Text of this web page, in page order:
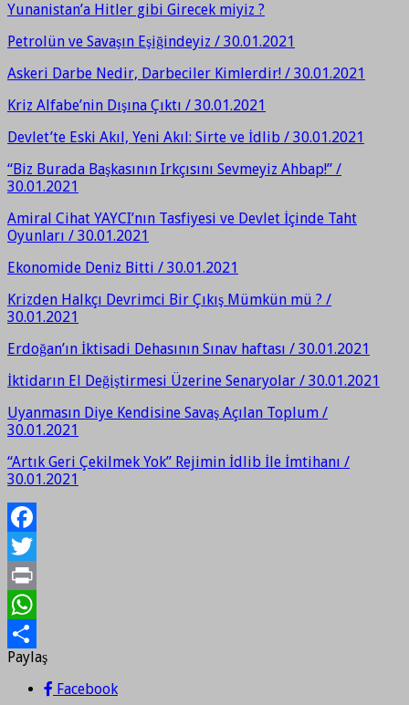
Yunanistan’a Hitler gibi Girecek miyiz ?
Petrolün ve Savaşın Eşiğindeyiz / 30.01.2021
Askeri Darbe Nedir, Darbeciler Kimlerdir! / 30.01.2021
Kriz Alfabe’nin Dışına Çıktı / 30.01.2021
Devlet’te Eski Akıl, Yeni Akıl: Sirte ve İdlib / 30.01.2021
“Biz Burada Başkasının Irkçısını Sevmeyiz Ahbap!” /
30.01.2021
Amiral Cihat YAYCI’nın Tasfiyesi ve Devlet İçinde Taht
Oyunları / 30.01.2021
Ekonomide Deniz Bitti / 30.01.2021
Krizden Halkçı Devrimci Bir Çıkış Mümkün mü ? /
30.01.2021
Erdoğan’ın İktisadi Dehasının Sınav haftası / 30.01.2021
İktidarın El Değiştirmesi Üzerine Senaryolar / 30.01.2021
Uyanmasın Diye Kendisine Savaş Açılan Toplum /
30.01.2021
“Artık Geri Çekilmek Yok” Rejimin İdlib İle İmtihanı /
30.01.2021
Facebook
Twitter
Print
WhatsApp
Paylaş
Paylaş
Facebook